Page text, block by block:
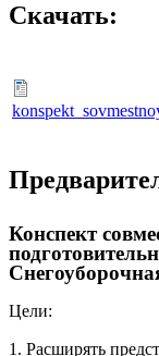
Скачать:
Конспект
Цели:
1. Расширять